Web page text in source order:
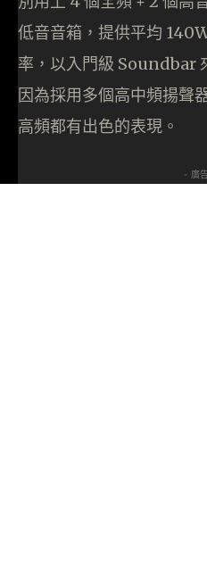
低音音箱，提供平均
率，以入門級 Soundbar
因為採用多個高中頻揚聲
高頻都有出色的表現。
- 廣